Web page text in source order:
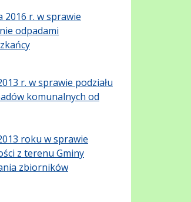
2016 r. w sprawie
odpadami
r. w sprawie podziału
komunalnych od
roku w sprawie
z terenu Gminy
zbiorników